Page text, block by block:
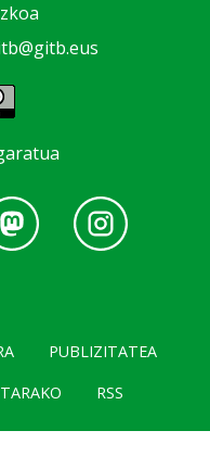
PUBLIZITATEA
RSS